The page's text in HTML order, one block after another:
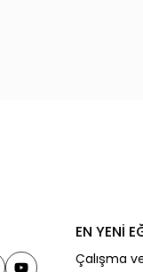
EN YENİ
Çalışma